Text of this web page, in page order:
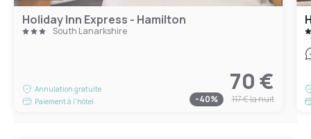
Holiday Inn Express - Hamilton
South Lanarkshire
Annulation gratuite
Paiement à l'hôtel
70 €
-40% 117 €la nuit